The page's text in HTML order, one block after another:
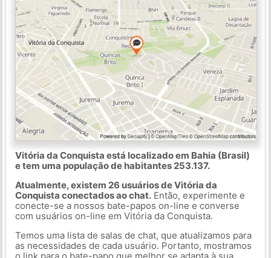
Vitória da Conquista está localizado em Bahia (Brasil)
e tem uma população de habitantes 253.137.
Atualmente, existem 26 usuários de Vitória da
Conquista conectados ao chat.Então, experimente e
conecte-se a nossos bate-papos on-line e converse
com usuários on-line em Vitória da Conquista.
Temos uma lista de salas de chat, que atualizamos para
as necessidades de cada usuário. Portanto, mostramos
o link para o bate-papo que melhor se adapta à sua